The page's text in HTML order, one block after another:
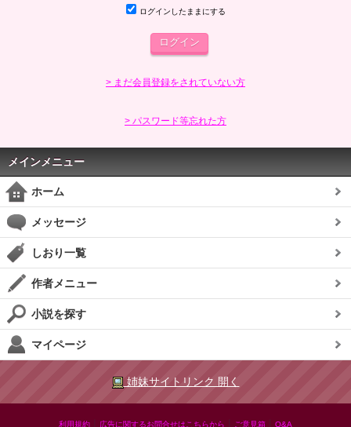
ログインしたままにする
> まだ会員登録をされていない方
> パスワード等忘れた方
メインメニュー
ホーム
メッセージ
しおり一覧
作者メニュー
小説を探す
マイページ
姉妹サイトリンク 開く
利用規約 広告に関するお問合せはこちらから ご意見箱 Q&A